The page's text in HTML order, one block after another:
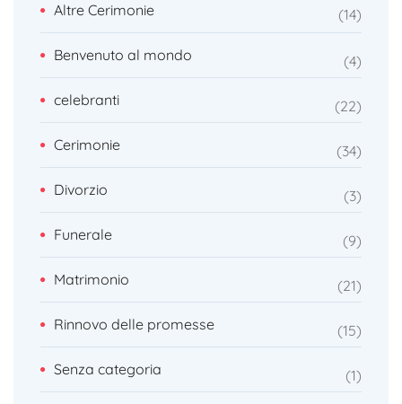
Altre Cerimonie 14
Benvenuto al mondo 4
celebranti 22
Cerimonie 34
Divorzio 3
Funerale 9
Matrimonio 21
Rinnovo delle promesse 15
Senza categoria 1